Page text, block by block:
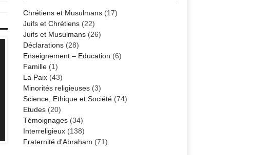
Chrétiens et Musulmans(17)
Juifs et Chrétiens(22)
Juifs et Musulmans(26)
Déclarations(28)
Enseignement – Education (6)
Famille(1)
La Paix(43)
Minorités religieuses(3)
Science, Ethique et Société(74)
Etudes(20)
Témoignages(34)
Interreligieux(138)
Fraternité d'Abraham (71)